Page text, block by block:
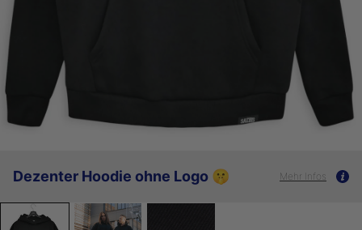
Dezenter Hoodie ohne Logo 🤫 Mehr Infos